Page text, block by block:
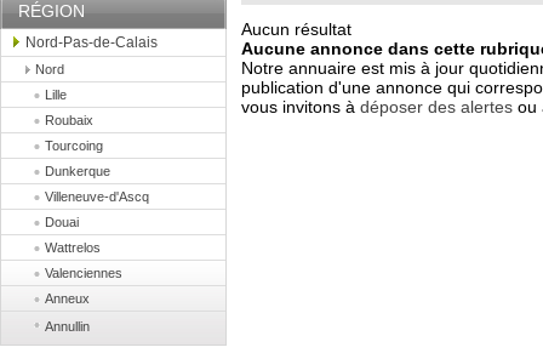
RÉGION
Nord-Pas-de-Calais
Nord
Lille
Roubaix
Tourcoing
Dunkerque
Villeneuve-d'Ascq
Douai
Wattrelos
Valenciennes
Anneux
Annullin
Aucun résultat
Aucune annonce dans cette
Notre annuaire est mis à jour
publication d'une annonce qui
vous invitons à déposer des alertes ou